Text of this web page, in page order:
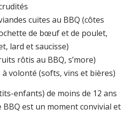
cuites au BBQ (côtes
de bœuf et de poulet,
lard et saucisse)
rôtis au BBQ, s’more)
à volonté (softs, vins et bières)
enfants) de moins de 12 ans
est un moment convivial et